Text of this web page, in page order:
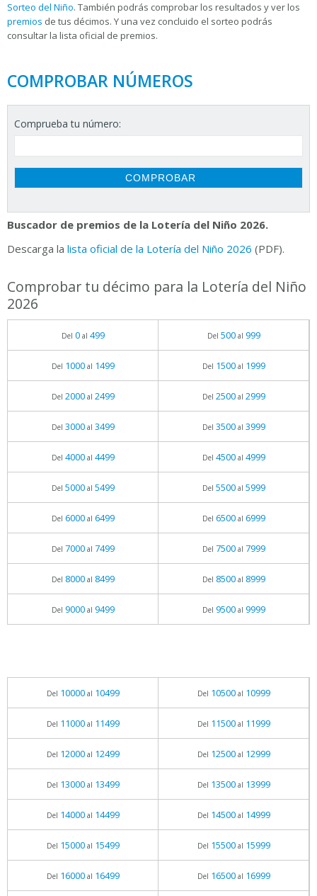
Sorteo del Niño. También podrás comprobar los resultados y ver los
premios de tus décimos. Y una vez concluido el sorteo podrás
consultar la lista oficial de premios.
COMPROBAR NÚMEROS
Comprueba tu número:
Buscador de premios de la Lotería del Niño 2026.
Descarga la lista oficial de la Lotería del Niño 2026 (PDF).
Comprobar tu décimo para la Lotería del Niño
2026
Del 0al 499 Del 500al 999
Del 1000al 1499 Del 1500al 1999
Del 2000al 2499 Del 2500al 2999
Del 3000al 3499 Del 3500al 3999
Del 4000al 4499 Del 4500al 4999
Del 5000al 5499 Del 5500al 5999
Del 6000al 6499 Del 6500al 6999
Del 7000al 7499 Del 7500al 7999
Del 8000al 8499 Del 8500al 8999
Del 9000al 9499 Del 9500al 9999
Del 10000al 10499 Del 10500al 10999
Del 11000al 11499 Del 11500al 11999
Del 12000al 12499 Del 12500al 12999
Del 13000al 13499 Del 13500al 13999
Del 14000al 14499 Del 14500al 14999
Del 15000al 15499 Del 15500al 15999
Del 16000al 16499 Del 16500al 16999